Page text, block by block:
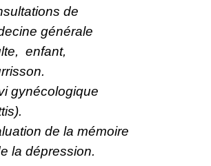
de
générale
enfant,
gynécologique
de la mémoire
la dépression.